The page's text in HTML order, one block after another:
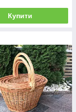
Купити